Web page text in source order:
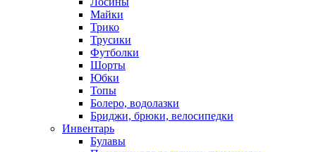
Майки
Трико
Трусики
Футболки
Шорты
Юбки
Топы
Болеро, водолазки
Бриджи, брюки, велосипедки
Инвентарь
Булавы